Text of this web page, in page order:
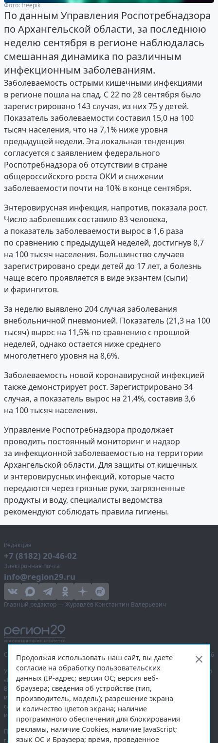
Фото: freepik
По данным Управления Роспотребнадзора
по Архангельской области, за последнюю
неделю сентября в регионе наблюдалась
смешанная динамика по различным
инфекционным заболеваниям.
Заболеваемость острыми кишечными инфекциями
в регионе пошла на спад. С 22 по 28 сентября было
зарегистрировано 143 случая, из них 75 у детей.
Показатель заболеваемости составил 15,0 на 100
тысяч населения, что на 7,1% ниже уровня
предыдущей недели. Эта локальная тенденция
согласуется с заявлением федерального
Роспотребнадзора об отсутствии в стране
общероссийского роста ОКИ и снижении
заболеваемости почти на 10% в конце сентября.
Энтеровирусная инфекция, напротив, показала рост.
Число заболевших составило 83 человека,
а показатель заболеваемости вырос в 1,6 раза
по сравнению с предыдущей неделей, достигнув 8,7
на 100 тысяч населения. Большинство случаев
зарегистрировано среди детей до 17 лет, а болезнь
чаще всего проявляется в виде экзантем (сыпи)
и фарингитов.
За неделю выявлено 204 случая заболевания
внебольничной пневмонией. Показатель (21,3 на 100
тысяч) вырос на 11,5% по сравнению с прошлой
неделей, однако остается ниже среднего
многолетнего уровня на 8,6%.
Заболеваемость новой коронавирусной инфекцией
также демонстрирует рост. Зарегистрировано 34
случая, а показатель вырос на 21,4%, составив 3,6
на 100 тысяч населения.
Управление Роспотребнадзора продолжает
проводить постоянный мониторинг и надзор
за инфекционной заболеваемостью на территории
Архангельской области. Для защиты от кишечных
и энтеровирусных инфекций, которые часто
передаются через грязные руки, загрязненные
продукты и воду, специалисты ведомства
рекомендуют соблюдать правила гигиены.
Редакция
+7 (8182) 20-46-02
Электронная почта
info@region29.ru
Главный редактор — Журавлёв Константин Валерьевич
Сетевое издание «Информационное агентство Регион 29»,
© 2016–2026
Учредитель — общество с ограниченной ответственностью «Агентство
«Правда Севера».
Выписка из реестра зарегистрированных средств массовой
информации:ЭЛ № ФС 77-74226от 09.11.2018 выдано Федеральной
службой по надзору в сфере связи, информационных технологий
и массовых коммуникаций (Роскомнадзор).
При полном или частичном использовании любых материалов
гиперссылка на region29.ruобязательна. Копирование материалов без
Продолжая использовать наш сайт, вы даете
согласие на обработку пользовательских
данных (IP-адрес; версия ОС; версия веб-
браузера; сведения об устройстве (тип,
производитель, модель); разрешение экрана
и количество цветов экрана; наличие
программного обеспечения для блокирования
рекламы, наличие Cookies, наличие JavaScript;
язык ОС и Браузера; время, проведенное